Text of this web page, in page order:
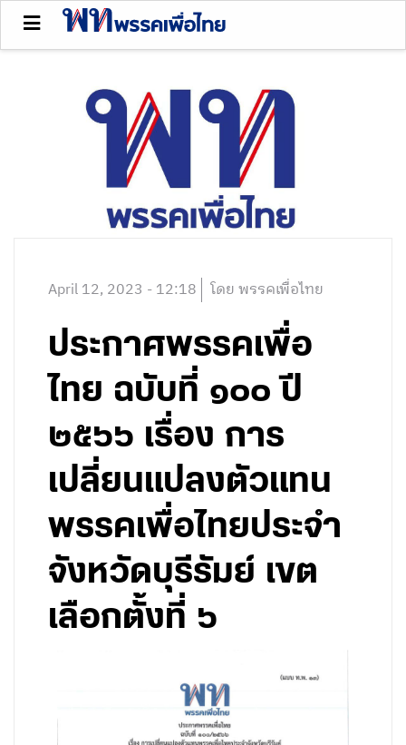
April 12, 2023 - 12:18 โดย พรรคเพื่อไทย
ประกาศพรรคเพื่อ
ไทย ฉบับที่ ๑๐๐ ปี
๒๕๖๖ เรื่อง การ
เปลี่ยนแปลงตัวแทน
พรรคเพื่อไทยประจำ
จังหวัดบุรีรัมย์ เขต
เลือกตั้งที่ ๖